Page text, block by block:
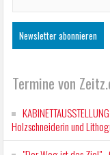
Termine von
Holzschneiderin und